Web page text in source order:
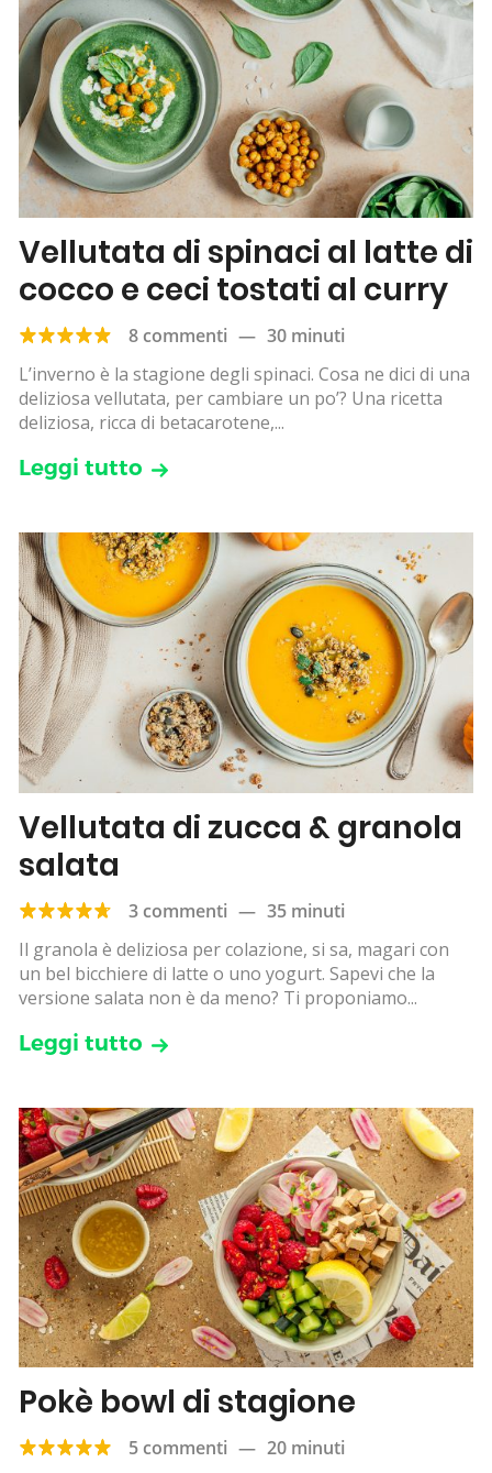
Vellutata di spinaci al latte di
cocco e ceci tostati al curry
8 commenti — 30 minuti
L’inverno è la stagione degli spinaci. Cosa ne dici di una
deliziosa vellutata, per cambiare un po’? Una ricetta
deliziosa, ricca di betacarotene,...
Leggi tutto
Vellutata di zucca & granola
salata
3 commenti — 35 minuti
Il granola è deliziosa per colazione, si sa, magari con
un bel bicchiere di latte o uno yogurt. Sapevi che la
versione salata non è da meno? Ti proponiamo...
Leggi tutto
Pokè bowl di stagione
5 commenti — 20 minuti